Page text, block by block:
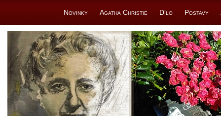
Novinky Agatha Christie Dílo Postavy